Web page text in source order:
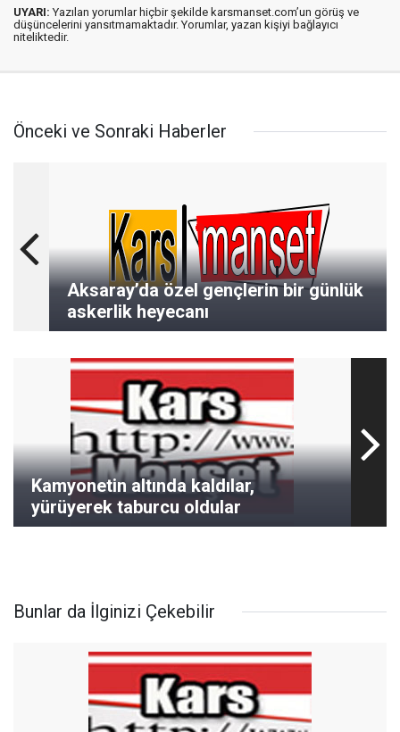
UYARI: Yazılan yorumlar hiçbir şekilde karsmanset.com’un görüş ve
düşüncelerini yansıtmamaktadır. Yorumlar, yazan kişiyi bağlayıcı
niteliktedir.
Önceki ve Sonraki Haberler
Aksaray’da özel gençlerin bir günlük
askerlik heyecanı
Kamyonetin altında kaldılar,
yürüyerek taburcu oldular
Bunlar da İlginizi Çekebilir